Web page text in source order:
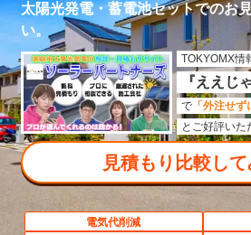
太陽光発電・蓄電池セットでのお
い。
TOKYOMX情
『ええじ
で 「外注せず
とご好評いた
見積もり比較し
電気代削減